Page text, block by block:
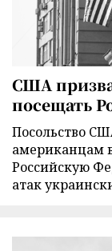
США
посещать
Посольство
американцам
Российскую
атак